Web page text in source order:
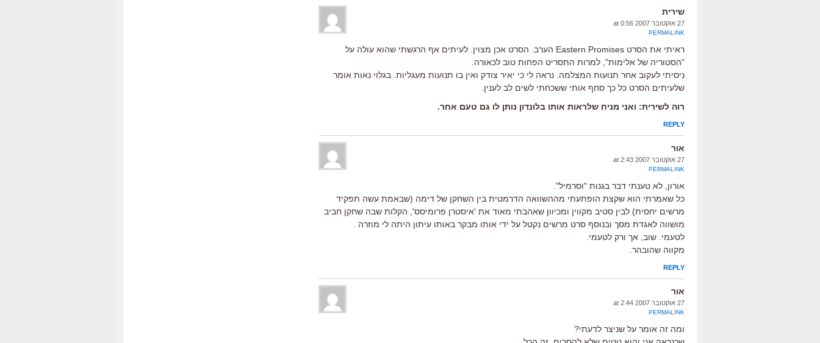
שירית
27 אוקטובר 2007 at 0:56
PERMALINK
ראיתי את הסרט Eastern Promises הערב. הסרט אכן מצוין. לעיתים אף הרגשתי שהוא עולה על
"הסטוריה של אלימות", למרות התסריט הפחות טוב לכאורה.
ניסיתי לעקוב אחר תנועות המצלמה. נראה לי כי יאיר צודק ואין בו תנועות מעגליות. בגלוי נאות אומר
שלעיתים הסרט כל כך סחף אותי ששכחתי לשים לב לענין.
רוה לשירית: ואני מניח שלראות אותו בלונדון נותן לו גם טעם אחר.
REPLY
אור
27 אוקטובר 2007 at 2:43
PERMALINK
אורון, לא טענתי דבר בגנות "וסרמיל".
כל שאמרתי הוא שקצת הופתעתי מההשוואה הדרמטית בין השחקן של דימה (שבאמת עשה תפקיד
מרשים יחסית) לבין סטיב מקווין ומכיוון שאהבתי מאוד את 'איסטרן פרומיסס', הקלות שבה שחקן חביב
מושווה לאגדת מסך ובנוסף סרט מרשים נקטל על ידי אותו מבקר באותו עיתון היתה לי מוזרה .
לטעמי. שוב, אך ורק לטעמי.
מקווה שהובהר.
REPLY
אור
27 אוקטובר 2007 at 2:44
PERMALINK
ומה זה אומר על שניצר לדעתי?